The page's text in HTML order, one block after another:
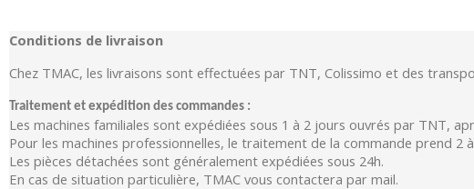
Conditions de livraison
Chez TMAC, les livraisons sont effectuées par TNT, Colissimo et des
Traitement et expédition des commandes :
Les machines familiales sont expédiées sous 1 à 2 jours ouvrés par TNT,
Pour les machines professionnelles, le traitement de la commande prend 2
Les pièces détachées sont généralement expédiées sous 24h.
En cas de situation particulière, TMAC vous contactera par mail.